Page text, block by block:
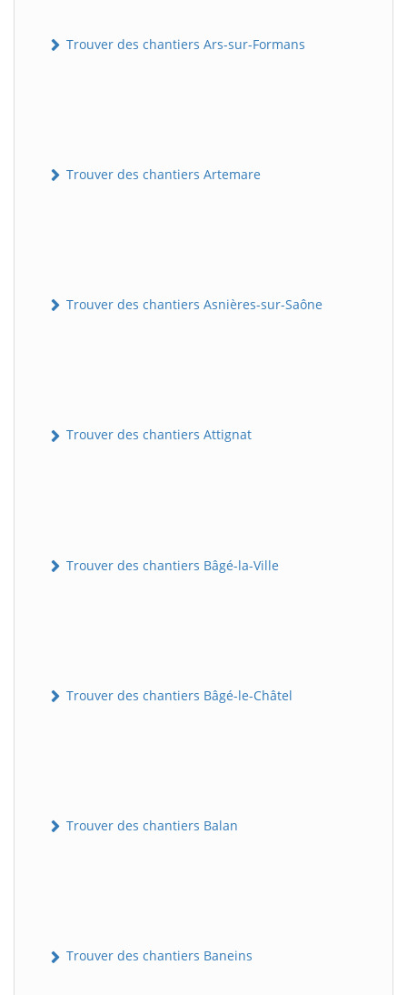
Trouver des chantiers Ars-sur-Formans
Trouver des chantiers Artemare
Trouver des chantiers Asnières-sur-Saône
Trouver des chantiers Attignat
Trouver des chantiers Bâgé-la-Ville
Trouver des chantiers Bâgé-le-Châtel
Trouver des chantiers Balan
Trouver des chantiers Baneins